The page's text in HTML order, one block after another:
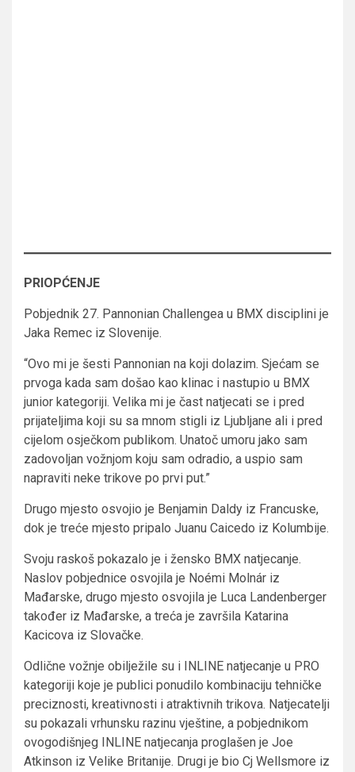
PRIOPĆENJE
Pobjednik 27. Pannonian Challengea u BMX disciplini je
Jaka Remec iz Slovenije.
“Ovo mi je šesti Pannonian na koji dolazim. Sjećam se
prvoga kada sam došao kao klinac i nastupio u BMX
junior kategoriji. Velika mi je čast natjecati se i pred
prijateljima koji su sa mnom stigli iz Ljubljane ali i pred
cijelom osječkom publikom. Unatoč umoru jako sam
zadovoljan vožnjom koju sam odradio, a uspio sam
napraviti neke trikove po prvi put.”
Drugo mjesto osvojio je Benjamin Daldy iz Francuske,
dok je treće mjesto pripalo Juanu Caicedo iz Kolumbije.
Svoju raskoš pokazalo je i žensko BMX natjecanje.
Naslov pobjednice osvojila je Noémi Molnár iz
Mađarske, drugo mjesto osvojila je Luca Landenberger
također iz Mađarske, a treća je završila Katarina
Kacicova iz Slovačke.
Odlične vožnje obilježile su i INLINE natjecanje u PRO
kategoriji koje je publici ponudilo kombinaciju tehničke
preciznosti, kreativnosti i atraktivnih trikova. Natjecatelji
su pokazali vrhunsku razinu vještine, a pobjednikom
ovogodišnjeg INLINE natjecanja proglašen je Joe
Atkinson iz Velike Britanije. Drugi je bio Cj Wellsmore iz